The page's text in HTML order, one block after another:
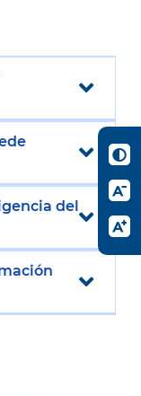
del